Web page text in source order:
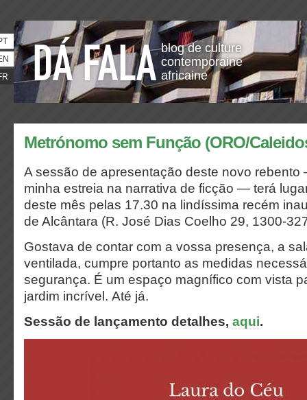
blog de culture
contemporaine
africaine
Metrónomo sem Função (ORO/
A sessão de apresentação deste novo
minha estreia na narrativa de ficção — terá
deste mês pelas 17.30 na lindíssima recém
de Alcântara (R. José Dias Coelho 29, 1300-
Gostava de contar com a vossa presença, a
ventilada, cumpre portanto as medidas
segurança. É um espaço magnífico com vista
jardim incrível. Até já.
Sessão de lançamento detalhes, aqui.